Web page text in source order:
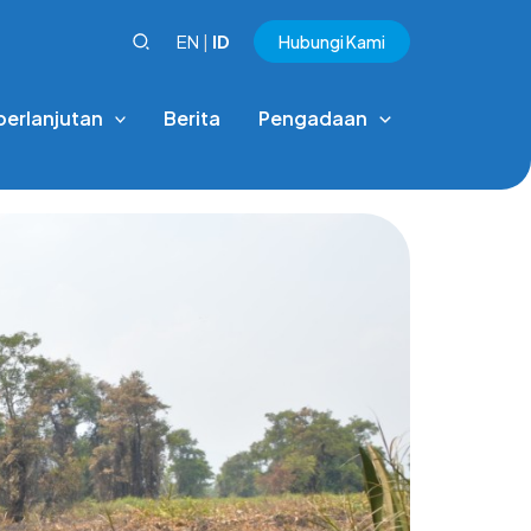
EN | ID Hubungi Kami
Berita Pengadaan